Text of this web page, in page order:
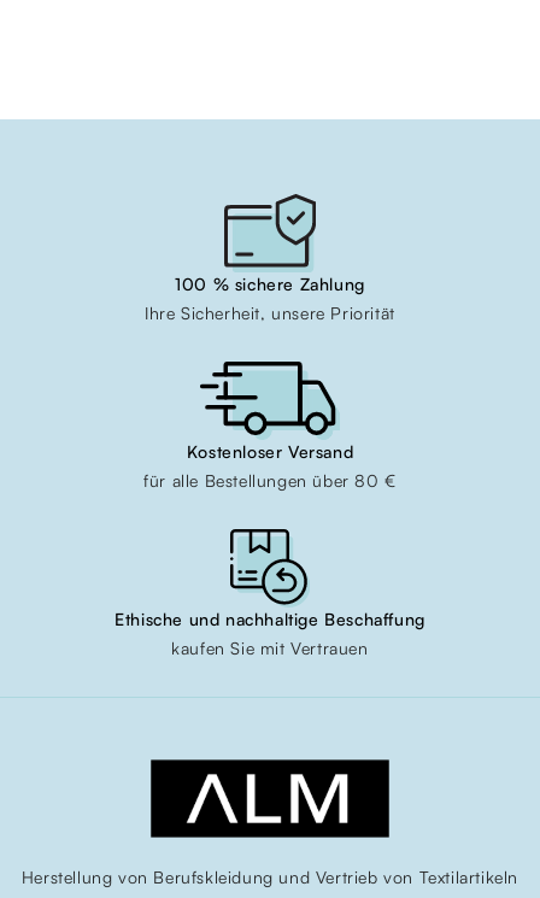
100 % sichere Zahlung
Ihre Sicherheit, unsere Priorität
Kostenloser Versand
für alle Bestellungen über 80 €
Ethische und nachhaltige Beschaffung
kaufen Sie mit Vertrauen
Herstellung von Berufskleidung und Vertrieb von Textilartikeln